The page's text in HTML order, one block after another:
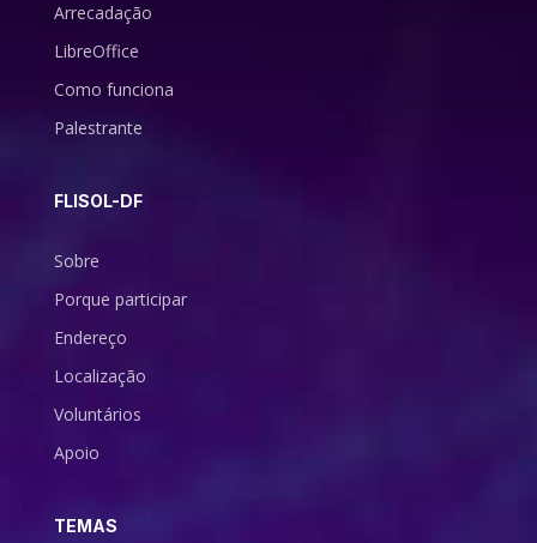
Arrecadação
LibreOffice
Como funciona
Palestrante
FLISOL-DF
Sobre
Porque participar
Endereço
Localização
Voluntários
Apoio
TEMAS